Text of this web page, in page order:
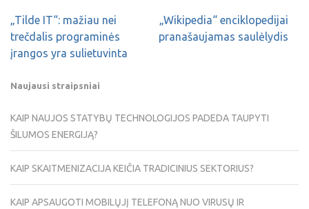
„Tilde IT“: mažiau nei
trečdalis programinės
įrangos yra sulietuvinta
„Wikipedia“ enciklopedijai
pranašaujamas saulėlydis
Naujausi straipsniai
KAIP NAUJOS STATYBŲ TECHNOLOGIJOS PADEDA TAUPYTI
ŠILUMOS ENERGIJĄ?
KAIP SKAITMENIZACIJA KEIČIA TRADICINIUS SEKTORIUS?
KAIP APSAUGOTI MOBILŲJĮ TELEFONĄ NUO VIRUSŲ IR